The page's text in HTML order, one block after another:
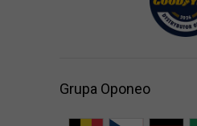
Grupa Oponeo